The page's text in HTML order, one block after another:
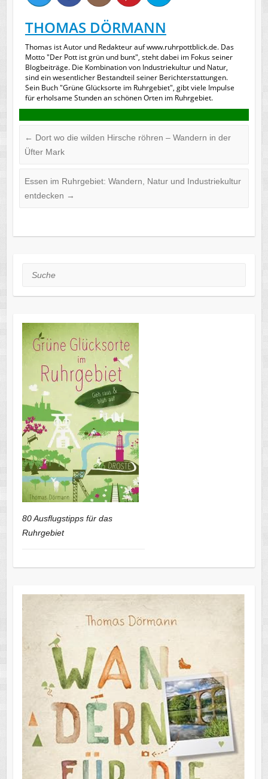
THOMAS DÖRMANN
Thomas ist Autor und Redakteur auf www.ruhrpottblick.de. Das
Motto "Der Pott ist grün und bunt", steht dabei im Fokus seiner
Blogbeiträge. Die Kombination von Industriekultur und Natur,
sind ein wesentlicher Bestandteil seiner Berichterstattungen.
Sein Buch "Grüne Glücksorte im Ruhrgebiet", gibt viele Impulse
für erholsame Stunden an schönen Orten im Ruhrgebiet.
← Dort wo die wilden Hirsche röhren – Wandern in der
Üfter Mark
Essen im Ruhrgebiet: Wandern, Natur und Industriekultur
entdecken →
Suche
80 Ausflugstipps für das
Ruhrgebiet